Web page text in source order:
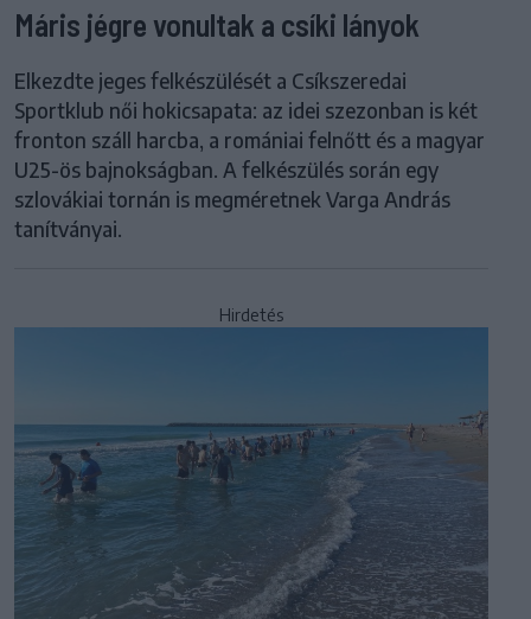
Máris jégre vonultak a csíki lányok
Elkezdte jeges felkészülését a Csíkszeredai
Sportklub női hokicsapata: az idei szezonban is két
fronton száll harcba, a romániai felnőtt és a magyar
U25-ös bajnokságban. A felkészülés során egy
szlovákiai tornán is megméretnek Varga András
tanítványai.
Hirdetés